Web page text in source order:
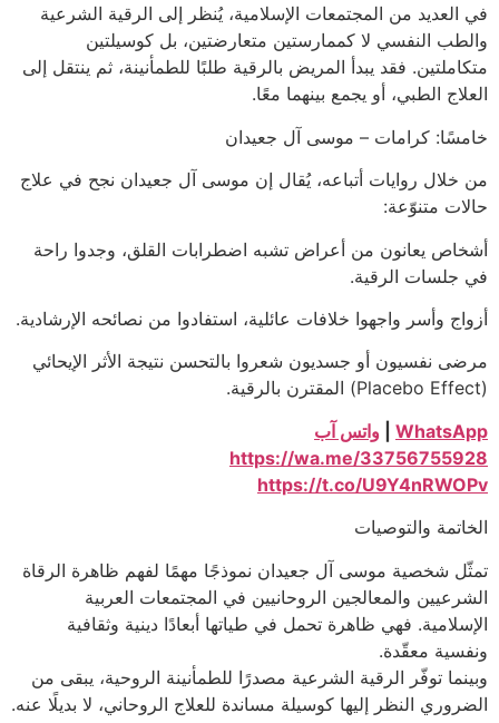
في العديد من المجتمعات الإسلامية، يُنظر إلى الرقية الشرعية
والطب النفسي لا كممارستين متعارضتين، بل كوسيلتين
متكاملتين. فقد يبدأ المريض بالرقية طلبًا للطمأنينة، ثم ينتقل إلى
العلاج الطبي، أو يجمع بينهما معًا.
خامسًا: كرامات – موسى آل جعيدان
من خلال روايات أتباعه، يُقال إن موسى آل جعيدان نجح في علاج
حالات متنوّعة:
أشخاص يعانون من أعراض تشبه اضطرابات القلق، وجدوا راحة
في جلسات الرقية.
أزواج وأسر واجهوا خلافات عائلية، استفادوا من نصائحه الإرشادية.
مرضى نفسيون أو جسديون شعروا بالتحسن نتيجة الأثر الإيحائي
(Placebo Effect) المقترن بالرقية.
WhatsApp
واتس آب
https://wa.me/33756755928
https://t.co/U9Y4nRWOPv
الخاتمة والتوصيات
تمثّل شخصية موسى آل جعيدان نموذجًا مهمًا لفهم ظاهرة الرقاة
الشرعيين والمعالجين الروحانيين في المجتمعات العربية
الإسلامية. فهي ظاهرة تحمل في طياتها أبعادًا دينية وثقافية
ونفسية معقّدة.
وبينما توفّر الرقية الشرعية مصدرًا للطمأنينة الروحية، يبقى من
الضروري النظر إليها كوسيلة مساندة للعلاج الروحاني، لا بديلًا عنه.